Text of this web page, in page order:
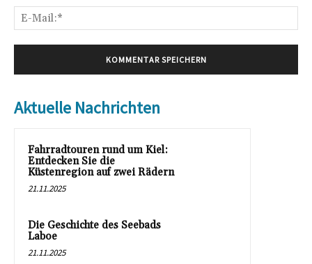
Aktuelle Nachrichten
Fahrradtouren rund um Kiel:
Entdecken Sie die
Küstenregion auf zwei Rädern
21.11.2025
Die Geschichte des Seebads
Laboe
21.11.2025